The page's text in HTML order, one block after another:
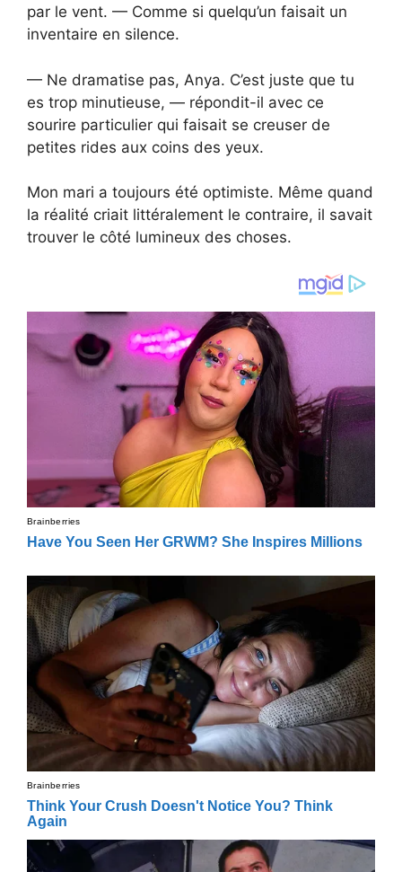
par le vent. — Comme si quelqu’un faisait un
inventaire en silence.
— Ne dramatise pas, Anya. C’est juste que tu
es trop minutieuse, — répondit-il avec ce
sourire particulier qui faisait se creuser de
petites rides aux coins des yeux.
Mon mari a toujours été optimiste. Même quand
la réalité criait littéralement le contraire, il savait
trouver le côté lumineux des choses.